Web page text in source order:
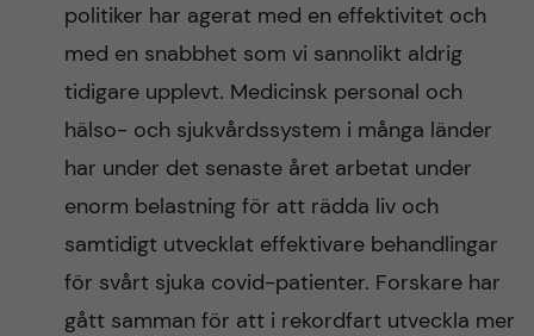
politiker har agerat med en effektivitet och
med en snabbhet som vi sannolikt aldrig
tidigare upplevt. Medicinsk personal och
hälso- och sjukvårdssystem i många länder
har under det senaste året arbetat under
enorm belastning för att rädda liv och
samtidigt utvecklat effektivare behandlingar
för svårt sjuka covid-patienter. Forskare har
gått samman för att i rekordfart utveckla mer